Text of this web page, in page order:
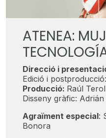
ATENEA:
Direcció i
Edició i
Producció: Raúl Terol
Disseny gràfic:
Agraïment especial:
Bonora